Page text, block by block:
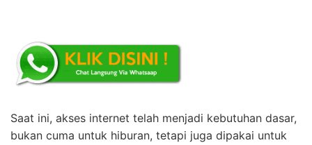
Saat ini, akses internet telah menjadi kebutuhan dasar,
bukan cuma untuk hiburan, tetapi juga dipakai untuk